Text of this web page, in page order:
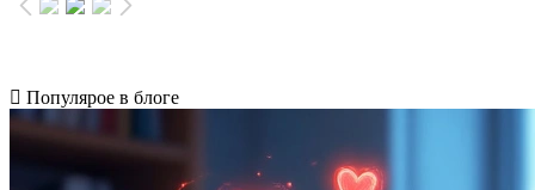
Популярое в блоге